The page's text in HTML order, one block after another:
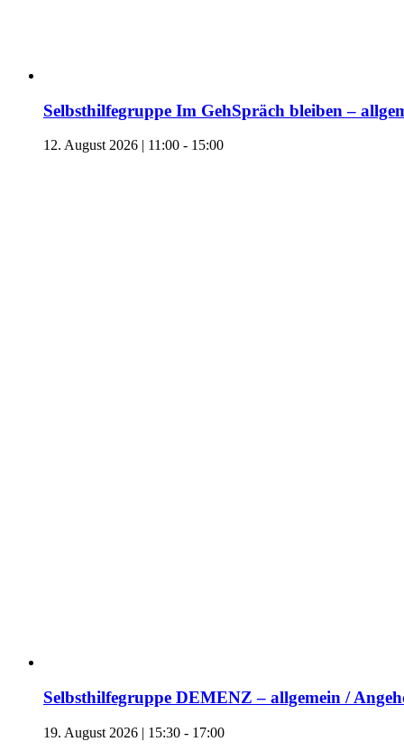
Selbsthilfegruppe Im GehSpräch bleiben –
12. August 2026 | 11:00 - 15:00
Selbsthilfegruppe DEMENZ – allgemein /
19. August 2026 | 15:30 - 17:00